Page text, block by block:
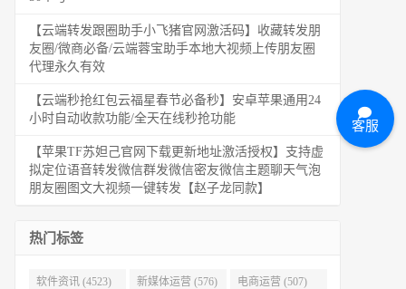
【云端转发跟圈助手小飞猪官网激活码】收藏转发朋
友圈/微商必备/云端蓉宝助手本地大视频上传朋友圈
代理永久有效
【云端秒抢红包云福星春节必备秒】安卓苹果通用24
小时自动收款功能/全天在线秒抢功能
【苹果TF苏妲己官网下载更新地址激活授权】支持虚
拟定位语音转发微信群发微信密友微信主题聊天气泡
朋友圈图文大视频一键转发【赵子龙同款】
热门标签
软件资讯 (4523) 新媒体运营 (576) 电商运营 (507)
客服